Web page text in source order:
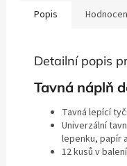
Popis
Detailní popis
Tavná náplň
Tavná lepící
Univerzální
lepenku, papír
12 kusů v balení